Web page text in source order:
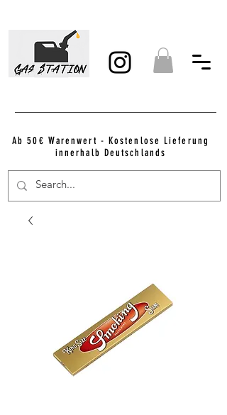
Ab 50€ Warenwert - Kostenlose Lieferung
innerhalb Deutschlands